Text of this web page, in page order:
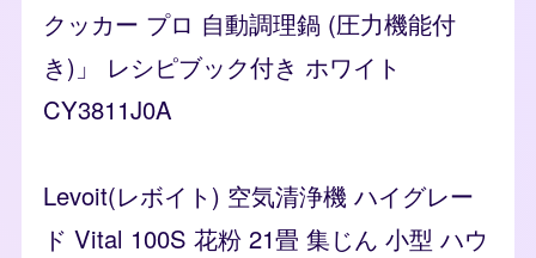
クッカー プロ 自動調理鍋 (圧力機能付
き)」 レシピブック付き ホワイト
CY3811J0A
Levoit(レボイト) 空気清浄機 ハイグレー
ド Vital 100S 花粉 21畳 集じん 小型 ハウ